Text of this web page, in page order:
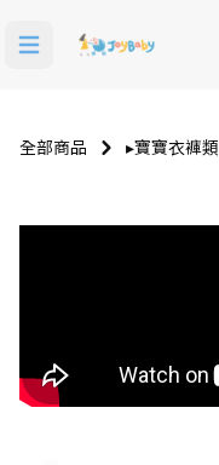
全部商品 ▸寶寶衣褲類
玩具 寶寶西裝